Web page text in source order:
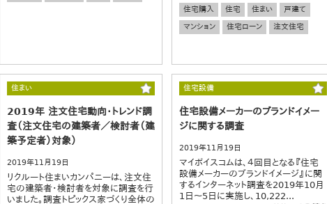
住宅購入 住宅 住まい
戸建て
マンション
住宅ローン 注文住宅
住まい
2019年 注文住宅動向・トレンド調
査（注文住宅の建築者／検討者（建
築予定者）対象）
2019年11月19日
リクルート住まいカンパニーは、注文住
宅の建築者・検討者を対象に調査を行
いました。調査トピックス家づくり全体の
住宅設備
住宅設備メーカーのブランドイメー
ジに関する調査
2019年11月19日
マイボイスコムは、４回目となる『住宅
設備メーカーのブランドイメージ』に関
するインターネット調査を2019年10月
1日～5日に実施し、10,222...